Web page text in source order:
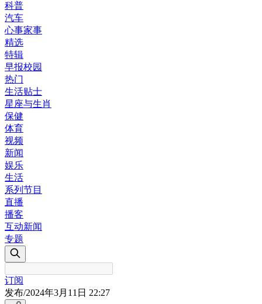
科普
汽车
心事家事
精选
特辑
早报校园
热门
生活贴士
星座与生肖
保健
体育
视频
新闻
娱乐
生活
系列节目
直播
播客
互动新闻
专题
订阅
发布/2024年3月11日 22:27